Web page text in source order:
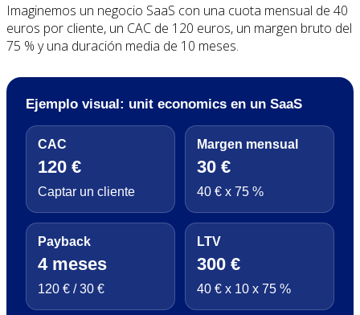
Imaginemos un negocio SaaS con una cuota mensual de 40
euros por cliente, un CAC de 120 euros, un margen bruto del
75 % y una duración media de 10 meses.
Ejemplo visual: unit economics en un SaaS
CAC
120 €
Captar un cliente
Margen mensual
30 €
40 € x 75 %
Payback
4 meses
120 € / 30 €
LTV
300 €
40 € x 10 x 75 %